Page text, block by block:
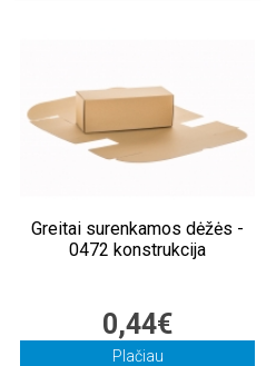
Greitai surenkamos dėžės -
0472 konstrukcija
0,44€
Plačiau